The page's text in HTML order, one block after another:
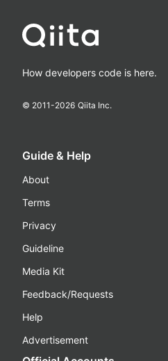
How developers code is here.
© 2011-2026 Qiita Inc.
Guide & Help
About
Terms
Privacy
Guideline
Media Kit
Feedback/Requests
Help
Advertisement